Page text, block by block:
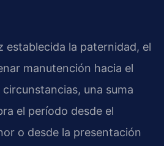
establecida la paternidad, el
manutención hacia el
una suma
el período desde el
o desde la presentación